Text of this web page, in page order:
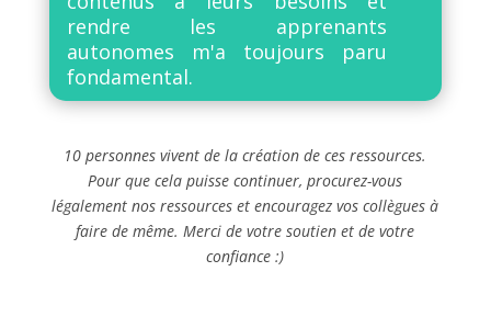
rendre les apprenants
autonomes m'a toujours paru
fondamental.
10 personnes vivent de la création de ces ressources.
Pour que cela puisse continuer, procurez-vous
légalement nos ressources et encouragez vos collègues à
faire de même. Merci de votre soutien et de votre
confiance :)